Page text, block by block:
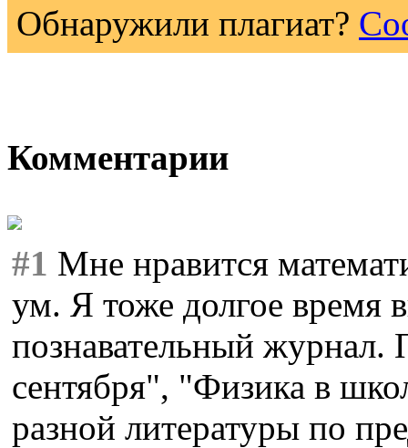
Обнаружили плагиат?
Комментарии
#1 Мне нравится
ум. Я тоже долгое время
познавательный
сентября", "Физика в
разной литературы по